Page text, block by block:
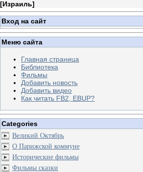
[Израиль]
Вход на сайт
Меню сайта
Главная страница
Библиотека
Фильмы
Добавить новость
Добавить видео
Как читать FB2, EBUP?
Categories
Великий Октябрь
О Парижской коммуне
Исторические фильмы
Фильмы сказки